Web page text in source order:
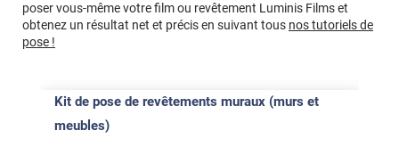
poser vous-même votre film ou revêtement Luminis Films et
obtenez un résultat net et précis en suivant tous nos tutoriels de
pose !
Kit de pose de revêtements muraux (murs et
meubles)